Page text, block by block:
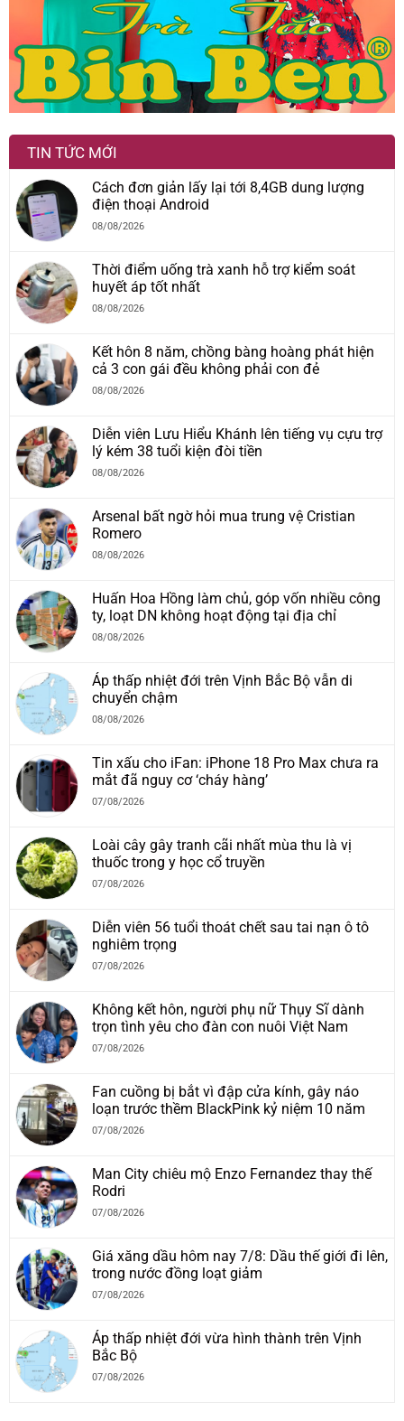
TIN TỨC MỚI
Cách đơn giản lấy lại tới 8,4GB dung lượng
điện thoại Android
08/08/2026
Thời điểm uống trà xanh hỗ trợ kiểm soát
huyết áp tốt nhất
08/08/2026
Kết hôn 8 năm, chồng bàng hoàng phát hiện
cả 3 con gái đều không phải con đẻ
08/08/2026
Diễn viên Lưu Hiểu Khánh lên tiếng vụ cựu trợ
lý kém 38 tuổi kiện đòi tiền
08/08/2026
Arsenal bất ngờ hỏi mua trung vệ Cristian
Romero
08/08/2026
Huấn Hoa Hồng làm chủ, góp vốn nhiều công
ty, loạt DN không hoạt động tại địa chỉ
08/08/2026
Áp thấp nhiệt đới trên Vịnh Bắc Bộ vẫn di
chuyển chậm
08/08/2026
Tin xấu cho iFan: iPhone 18 Pro Max chưa ra
mắt đã nguy cơ ‘cháy hàng’
07/08/2026
Loài cây gây tranh cãi nhất mùa thu là vị
thuốc trong y học cổ truyền
07/08/2026
Diễn viên 56 tuổi thoát chết sau tai nạn ô tô
nghiêm trọng
07/08/2026
Không kết hôn, người phụ nữ Thụy Sĩ dành
trọn tình yêu cho đàn con nuôi Việt Nam
07/08/2026
Fan cuồng bị bắt vì đập cửa kính, gây náo
loạn trước thềm BlackPink kỷ niệm 10 năm
07/08/2026
Man City chiêu mộ Enzo Fernandez thay thế
Rodri
07/08/2026
Giá xăng dầu hôm nay 7/8: Dầu thế giới đi lên,
trong nước đồng loạt giảm
07/08/2026
Áp thấp nhiệt đới vừa hình thành trên Vịnh
Bắc Bộ
07/08/2026